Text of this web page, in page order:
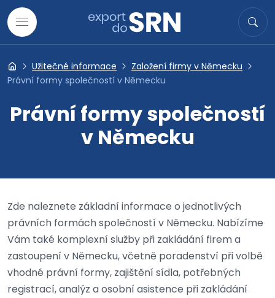
Přejít na obsah
Hledat
Export do SRN
Užitečné informace
Založení firmy v Německu
Právní formy společností v Německu
Právní formy společností
v Německu
Zde naleznete základní informace o jednotlivých
právních formách společností v Německu. Nabízíme
Vám také komplexní služby při zakládání firem a
zastoupení v Německu, včetně poradenství při volbě
vhodné právní formy, zajištění sídla, potřebných
registrací, analýz a osobní asistence při zakládání